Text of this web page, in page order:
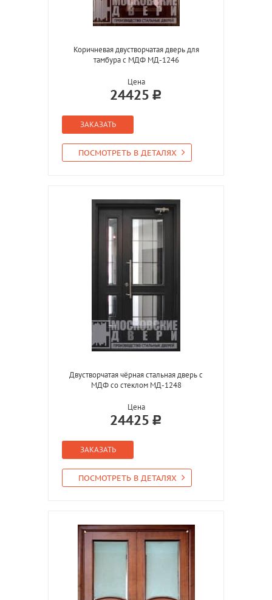
Коричневая двустворчатая дверь для
тамбура с МДФ МД-1246
Цена
24425
ЗАКАЗАТЬ
ПОСМОТРЕТЬ В ДЕТАЛЯХ
Двустворчатая чёрная стальная дверь с
МДФ со стеклом МД-1248
Цена
24425
ЗАКАЗАТЬ
ПОСМОТРЕТЬ В ДЕТАЛЯХ